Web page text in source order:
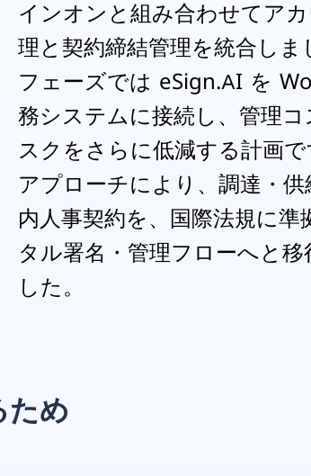
インオンと組み合わせてア
理と契約締結管理を統合しま
フェーズでは eSign.AI を
務システムに接続し、管理コ
スクをさらに低減する計画
アプローチにより、調達・供
内人事契約を、国際法規に準
タル署名・管理フローへと移
した。
ため